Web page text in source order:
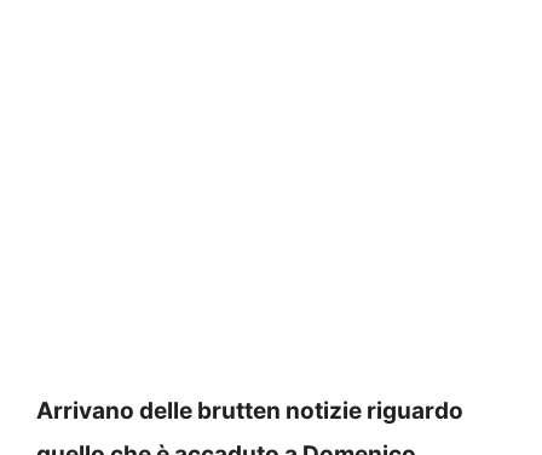
Arrivano delle brutten notizie riguardo